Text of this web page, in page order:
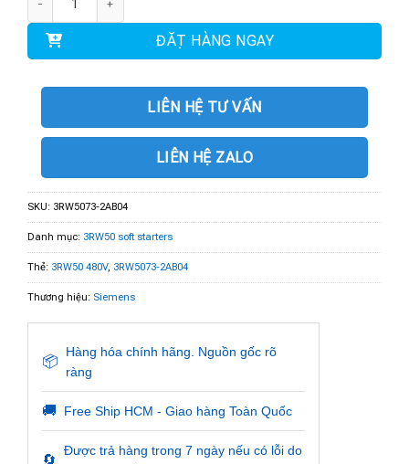
ĐẶT HÀNG NGAY
LIÊN HỆ TƯ VẤN
LIÊN HỆ ZALO
SKU: 3RW5073-2AB04
Danh mục: 3RW50 soft starters
Thẻ: 3RW50 480V, 3RW5073-2AB04
Thương hiệu: Siemens
📦
Hàng hóa chính hãng. Nguồn gốc rõ
ràng
🚚 Free Ship HCM - Giao hàng Toàn Quốc
🔄
Được trả hàng trong 7 ngày nếu có lỗi do